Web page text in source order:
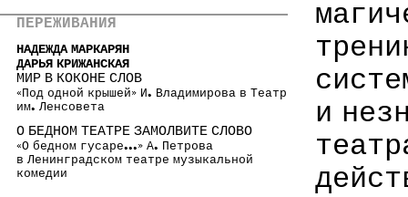
и
ПЕРЕЖИВАНИЯ
НАДЕЖДА МАРКАРЯН
ДАРЬЯ КРИЖАНСКАЯ
МИР В КОКОНЕ СЛОВ
«Под одной крышей» И. Владимирова в Театр
им. Ленсовета
О БЕДНОМ ТЕАТРЕ ЗАМОЛВИТЕ СЛОВО
«О бедном гусаре...» А. Петрова
в Ленинградском театре музыкальной
комедии